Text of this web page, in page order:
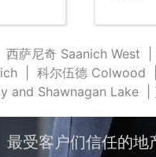
西萨尼奇 Saanich West
科尔伍德 Colwood
and Shawnagan Lake
最受客户们信任的地